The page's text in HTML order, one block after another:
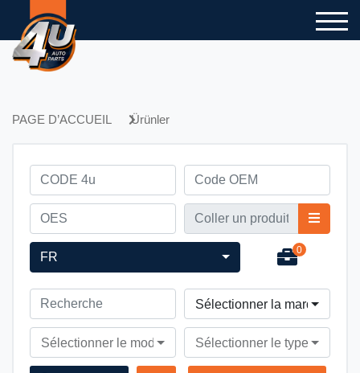
PAGE D’ACCUEIL Ürünler
FR 0
Sélectionner la marque du
Sélectionner le modèle du véhiculeSélectionner le type du